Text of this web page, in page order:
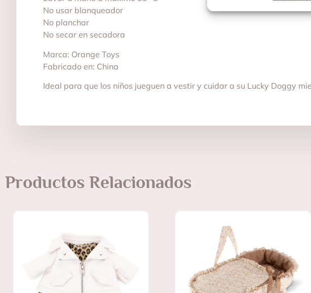
No usar blanqueador
No planchar
No secar en secadora
Marca: Orange Toys
Fabricado en: China
Ideal para que los niños jueguen a vestir y cuidar a su Lucky Doggy
Productos Relacionados